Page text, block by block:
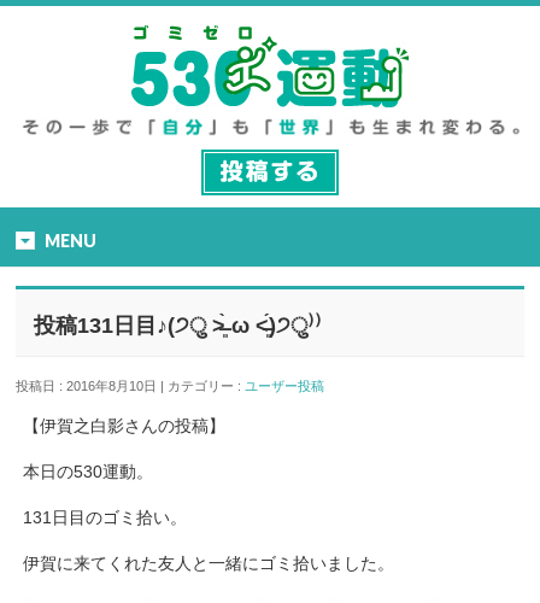
MENU
投稿131日目♪(੭ु ˃̶͈̀ ω ˂̶͈́)੭ु⁾⁾
投稿日 : 2016年8月10日 | カテゴリー :ユーザー投稿
【伊賀之白影さんの投稿】
本日の530運動。
131日目のゴミ拾い。
伊賀に来てくれた友人と一緒にゴミ拾いました。